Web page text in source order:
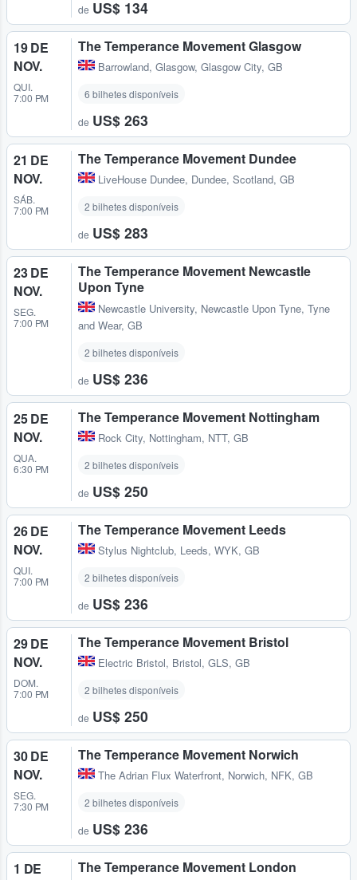
de US$ 134
19 DE
NOV.
QUI.
7:00 PM
The Temperance Movement Glasgow
Barrowland, Glasgow, Glasgow City, GB
6 bilhetes disponíveis
de US$ 263
21 DE
NOV.
SÁB.
7:00 PM
The Temperance Movement Dundee
LiveHouse Dundee, Dundee, Scotland, GB
2 bilhetes disponíveis
de US$ 283
23 DE
NOV.
SEG.
7:00 PM
The Temperance Movement Newcastle
Upon Tyne
Newcastle University, Newcastle Upon Tyne, Tyne
and Wear, GB
2 bilhetes disponíveis
de US$ 236
25 DE
NOV.
QUA.
6:30 PM
The Temperance Movement Nottingham
Rock City, Nottingham, NTT, GB
2 bilhetes disponíveis
de US$ 250
26 DE
NOV.
QUI.
7:00 PM
The Temperance Movement Leeds
Stylus Nightclub, Leeds, WYK, GB
2 bilhetes disponíveis
de US$ 236
29 DE
NOV.
DOM.
7:00 PM
The Temperance Movement Bristol
Electric Bristol, Bristol, GLS, GB
2 bilhetes disponíveis
de US$ 250
30 DE
NOV.
SEG.
7:30 PM
The Temperance Movement Norwich
The Adrian Flux Waterfront, Norwich, NFK, GB
2 bilhetes disponíveis
de US$ 236
1 DE
The Temperance Movement London